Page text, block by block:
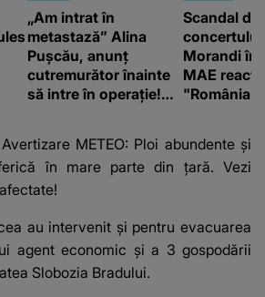
„Am intrat în
metastază” Alina
Pușcău, anunț
cutremurător înainte
să intre în operație!
fanilor
Scandal
Morandi în
MAE
"România
METEO: Ploi abundente şi
în mare parte din țară. Vezi
au intervenit și pentru evacuarea
agent economic şi a 3 gospodării
Slobozia Bradului.